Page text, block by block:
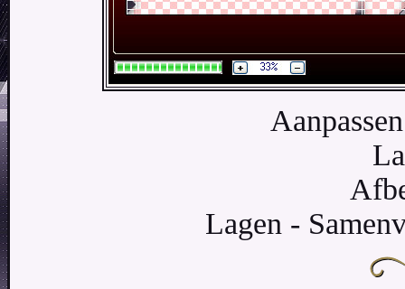
Lagen -